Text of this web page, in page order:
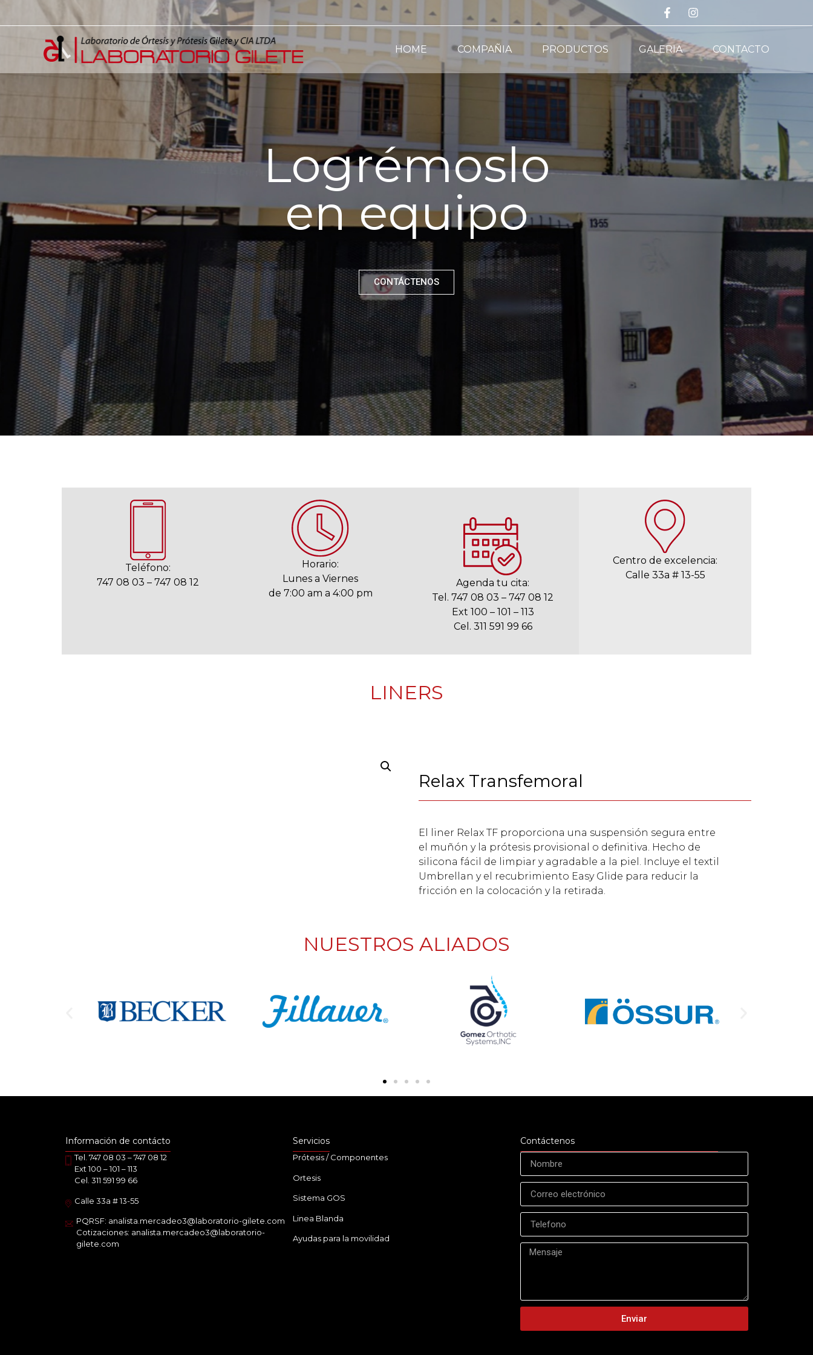
HOME COMPAÑIA PRODUCTOS GALERIA CONTACTO
Logrémoslo
en equipo
CONTÁCTENOS
Teléfono:
747 08 03 – 747 08 12
Horario:
Lunes a Viernes
de 7:00 am a 4:00 pm
Agenda tu cita:
Tel. 747 08 03 – 747 08 12
Ext 100 – 101 – 113
Cel. 311 591 99 66
Centro de excelencia:
Calle 33a # 13-55
LINERS
Relax Transfemoral
El liner Relax TF proporciona una suspensión segura entre
el muñón y la prótesis provisional o definitiva. Hecho de
silicona fácil de limpiar y agradable a la piel. Incluye el textil
Umbrellan y el recubrimiento Easy Glide para reducir la
fricción en la colocación y la retirada.
NUESTROS ALIADOS
Información de contácto
Tel. 747 08 03 – 747 08 12
Ext 100 – 101 – 113
Cel. 311 591 99 66
Calle 33a # 13-55
PQRSF: analista.mercadeo3@laboratorio-gilete.com
Cotizaciones: analista.mercadeo3@laboratorio-
gilete.com
Servicios
Prótesis / Componentes
Ortesis
Sistema GOS
Linea Blanda
Ayudas para la movilidad
Contáctenos
Enviar